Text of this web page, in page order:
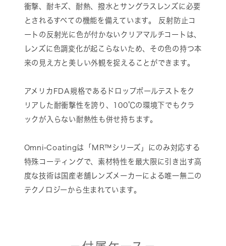
衝撃、耐キズ、耐熱、撥水とサングラスレンズに必要
とされるすべての機能を備えています。 反射防止コ
ートの反射光に色が付かないクリアマルチコートは、
レンズに色調変化が起こらないため、その色の持つ本
来の見え方と美しい外観を捉えることができます。
アメリカFDA規格であるドロップボールテストをク
リアした耐衝撃性を誇り、100℃の環境下でもクラ
ックが入らない耐熱性も併せ持ちます。
Omni-Coatingは「MR™シリーズ」にのみ対応する
特殊コーティングで、素材特性を最大限に引き出す高
度な技術は国産老舗レンズメーカーによる唯一無二の
テクノロジーから生まれています。